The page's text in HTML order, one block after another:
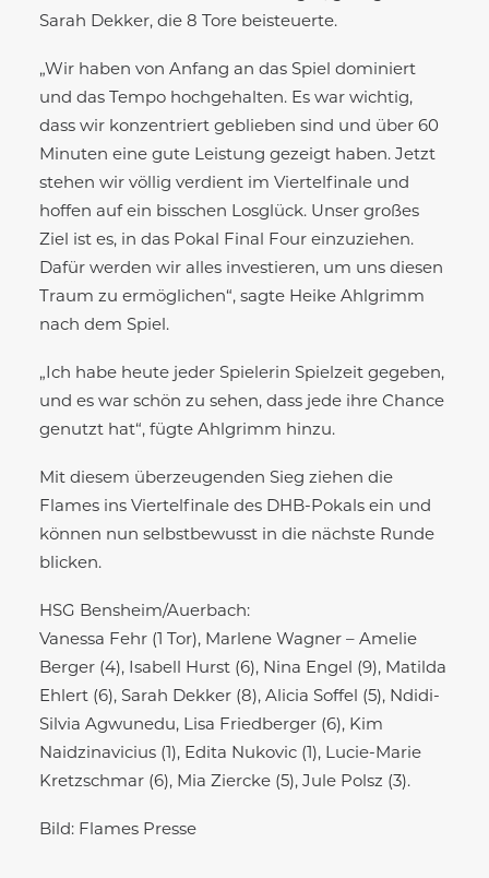
Sarah Dekker, die 8 Tore beisteuerte.
„Wir haben von Anfang an das Spiel dominiert
und das Tempo hochgehalten. Es war wichtig,
dass wir konzentriert geblieben sind und über 60
Minuten eine gute Leistung gezeigt haben. Jetzt
stehen wir völlig verdient im Viertelfinale und
hoffen auf ein bisschen Losglück. Unser großes
Ziel ist es, in das Pokal Final Four einzuziehen.
Dafür werden wir alles investieren, um uns diesen
Traum zu ermöglichen“, sagte Heike Ahlgrimm
nach dem Spiel.
„Ich habe heute jeder Spielerin Spielzeit gegeben,
und es war schön zu sehen, dass jede ihre Chance
genutzt hat“, fügte Ahlgrimm hinzu.
Mit diesem überzeugenden Sieg ziehen die
Flames ins Viertelfinale des DHB-Pokals ein und
können nun selbstbewusst in die nächste Runde
blicken.
HSG Bensheim/Auerbach:
Vanessa Fehr (1 Tor), Marlene Wagner – Amelie
Berger (4), Isabell Hurst (6), Nina Engel (9), Matilda
Ehlert (6), Sarah Dekker (8), Alicia Soffel (5), Ndidi-
Silvia Agwunedu, Lisa Friedberger (6), Kim
Naidzinavicius (1), Edita Nukovic (1), Lucie-Marie
Kretzschmar (6), Mia Ziercke (5), Jule Polsz (3).
Bild: Flames Presse